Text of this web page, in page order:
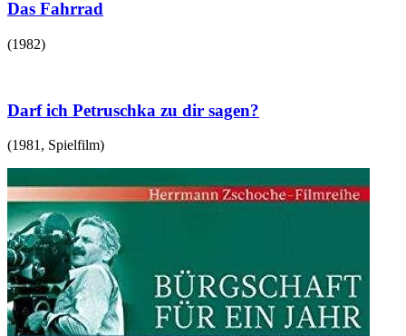
Das Fahrrad
(1982)
Darf ich Petruschka zu dir sagen?
(1981 , Spielfilm)